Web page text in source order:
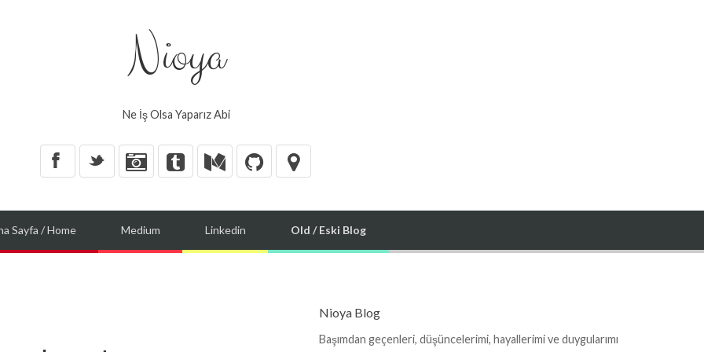
Nioya
Ne İş Olsa Yaparız Abi
X _
Sayfa / Home Medium Linkedin Old / Eski Blog
Nioya Blog
Başımdan geçenleri, düşüncelerimi, hayallerimi ve duygularımı